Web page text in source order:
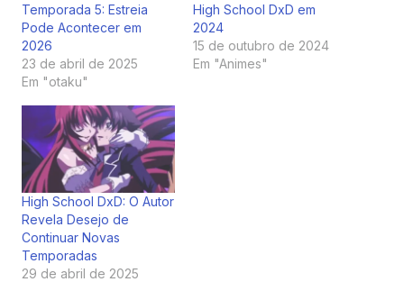
Temporada 5: Estreia
Pode Acontecer em
2026
23 de abril de 2025
Em "otaku"
High School DxD em
2024
15 de outubro de 2024
Em "Animes"
High School DxD: O Autor
Revela Desejo de
Continuar Novas
Temporadas
29 de abril de 2025